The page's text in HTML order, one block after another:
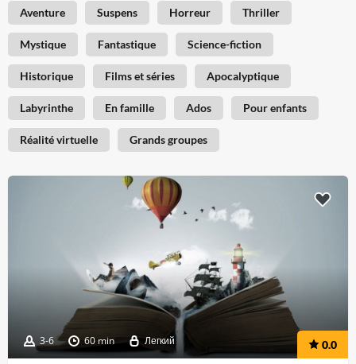
Aventure Suspens Horreur Thriller
Mystique Fantastique Science-fiction
Historique Films et séries Apocalyptique
Labyrinthe En famille Ados Pour enfants
Réalité virtuelle Grands groupes
3-6 60 min Легкий 0.0